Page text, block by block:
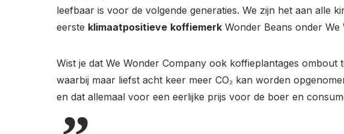
leefbaar is voor de volgende generaties. We zijn het aan alle
eerste klimaatpositieve koffiemerk Wonder Beans onder
Wist je dat We Wonder Company ook koffieplantages ombout
waarbij maar liefst acht keer meer CO₂ kan worden
en dat allemaal voor een eerlijke prijs voor de boer en